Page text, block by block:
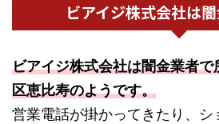
ビアイジ株式会社は
ビアイジ株式会社は闇金業者
区恵比寿のようです。
営業電話が掛かってきたり、シ